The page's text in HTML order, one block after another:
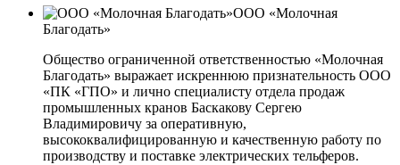
ООО «Молочная
Благодать»
Общество ограниченной ответственностью «Молочная
Благодать» выражает искреннюю признательность ООО
«ПК «ГПО» и лично специалисту отдела продаж
промышленных кранов Баскакову Сергею
Владимировичу за оперативную,
высококвалифицированную и качественную работу по
производству и поставке электрических тельферов.